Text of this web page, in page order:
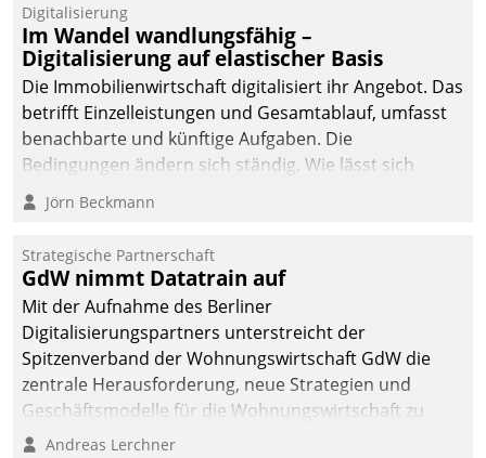
Digitalisierung
Im Wandel wandlungsfähig –
Digitalisierung auf elastischer Basis
Die Immobilienwirtschaft digitalisiert ihr Angebot. Das
betrifft Einzelleistungen und Gesamtablauf, umfasst
benachbarte und künftige Aufgaben. Die
Bedingungen ändern sich ständig. Wie lässt sich
technisch die Kontrolle wahren und zugleich Freiraum
fürs Wachsen öffnen?
Jörn Beckmann
Strategische Partnerschaft
GdW nimmt Datatrain auf
Mit der Aufnahme des Berliner
Digitalisierungspartners unterstreicht der
Spitzenverband der Wohnungswirtschaft GdW die
zentrale Herausforderung, neue Strategien und
Geschäftsmodelle für die Wohnungswirtschaft zu
entwickeln.
Andreas Lerchner